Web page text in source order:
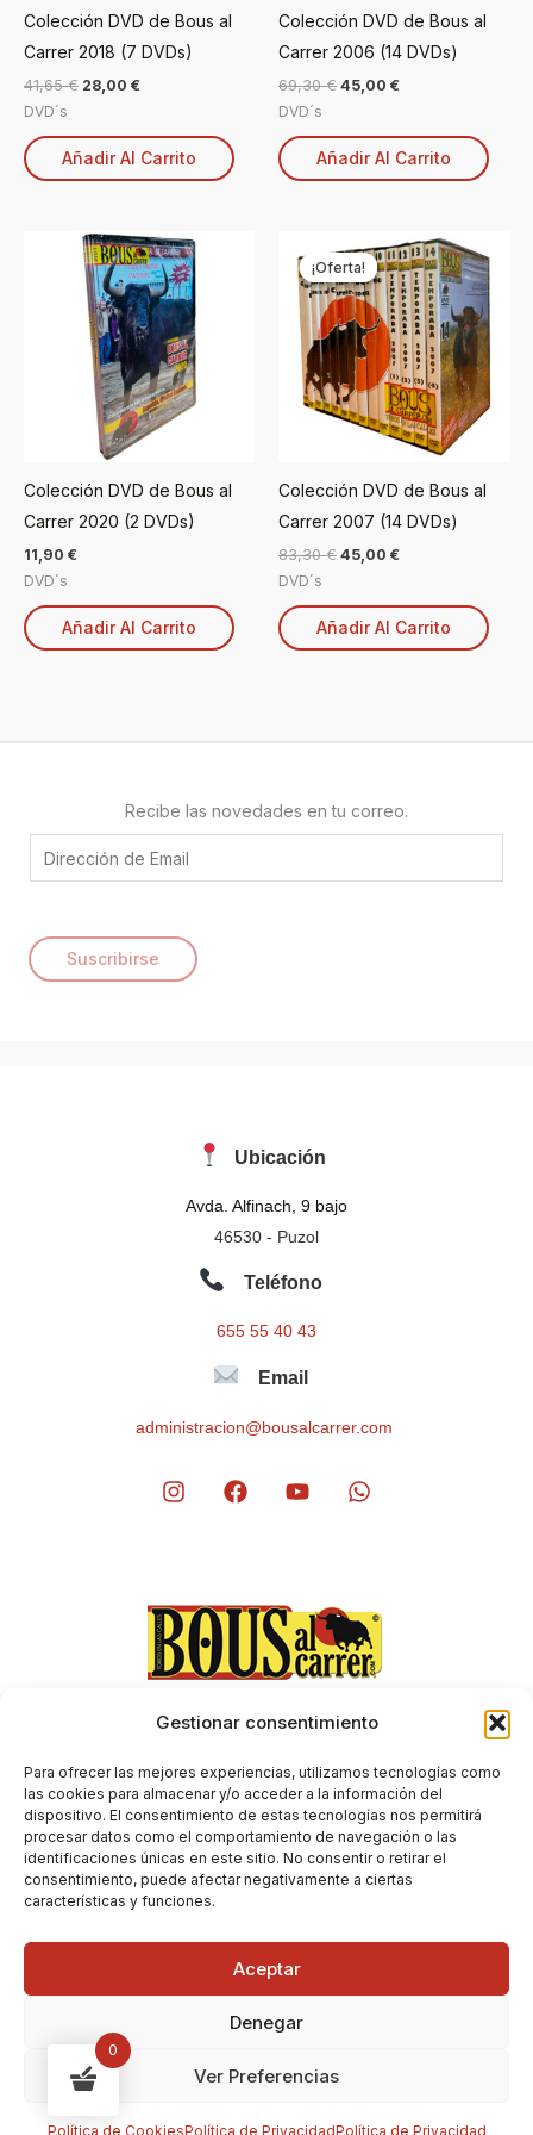
Gestionar consentimiento
Para ofrecer las mejores experiencias, utilizamos tecnologías como
las cookies para almacenar y/o acceder a la información del
dispositivo. El consentimiento de estas tecnologías nos permitirá
procesar datos como el comportamiento de navegación o las
identificaciones únicas en este sitio. No consentir o retirar el
consentimiento, puede afectar negativamente a ciertas
características y funciones.
Aceptar
Denegar
Ver Preferencias
Política de CookiesPolítica de PrivacidadPolítica de Privacidad
Colección DVD de Bous al
Carrer 2018 (7 DVDs)
41,65€ 28,00 €
DVD´s
Añadir Al Carrito
Colección DVD de Bous al
Carrer 2006 (14 DVDs)
69,30€ 45,00 €
DVD´s
Añadir Al Carrito
Colección DVD de Bous al
Carrer 2020 (2 DVDs)
11,90 €
DVD´s
Añadir Al Carrito
¡Oferta!
¡Oferta!
Colección DVD de Bous al
Carrer 2007 (14 DVDs)
83,30€
precio
original
era:
83,30 €.
45,00 €
El
precio
actual
es:
45,00 €.
DVD´s
Añadir Al Carrito
Recibe las novedades en tu correo.
m
l
Suscribirse
Ubicación
Avda. Alfinach, 9 bajo
46530 - Puzol
Teléfono
655 55 40 43
Email
administracion@bousalcarrer.com
Aviso Legal
Envíos y devoluciones
Condiciones generales de contratación
Política de Privacidad
Política de Cookies
0